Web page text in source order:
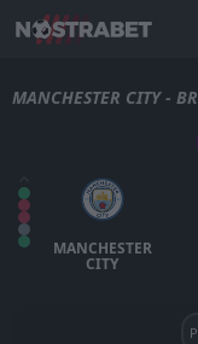
MANCHESTER CITY -
MANCHESTER
CITY